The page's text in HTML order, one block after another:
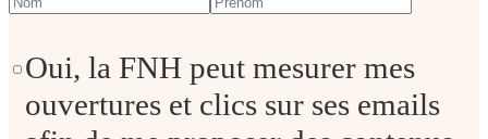
Oui, la FNH peut mesurer mes
ouvertures et clics sur ses emails